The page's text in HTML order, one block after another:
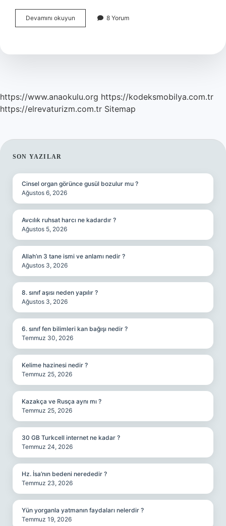
Devamını okuyun
Yasası
Mi
8 Yorum
https://www.anaokulu.org https://kodeksmobilya.com.tr
https://elrevaturizm.com.tr Sitemap
SIDEBAR
SON YAZILAR
Cinsel organ görünce gusül bozulur mu ?
Ağustos 6, 2026
Avcılık ruhsat harcı ne kadardır ?
Ağustos 5, 2026
Allah’ın 3 tane ismi ve anlamı nedir ?
Ağustos 3, 2026
8. sınıf aşısı neden yapılır ?
Ağustos 3, 2026
6. sınıf fen bilimleri kan bağışı nedir ?
Temmuz 30, 2026
Kelime hazinesi nedir ?
Temmuz 25, 2026
Kazakça ve Rusça aynı mı ?
Temmuz 25, 2026
30 GB Turkcell internet ne kadar ?
Temmuz 24, 2026
Hz. İsa’nın bedeni nerededir ?
Temmuz 23, 2026
Yün yorganla yatmanın faydaları nelerdir ?
Temmuz 19, 2026